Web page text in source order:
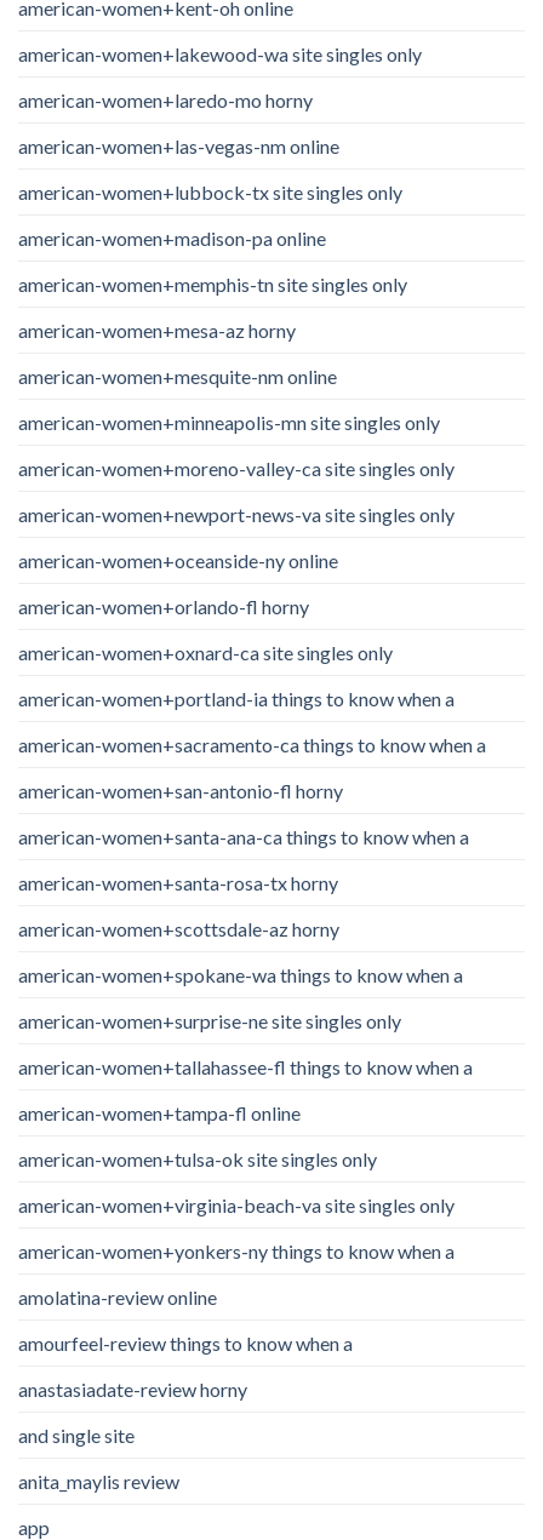
american-women+kent-oh online
american-women+lakewood-wa site singles only
american-women+laredo-mo horny
american-women+las-vegas-nm online
american-women+lubbock-tx site singles only
american-women+madison-pa online
american-women+memphis-tn site singles only
american-women+mesa-az horny
american-women+mesquite-nm online
american-women+minneapolis-mn site singles only
american-women+moreno-valley-ca site singles only
american-women+newport-news-va site singles only
american-women+oceanside-ny online
american-women+orlando-fl horny
american-women+oxnard-ca site singles only
american-women+portland-ia things to know when a
american-women+sacramento-ca things to know when a
american-women+san-antonio-fl horny
american-women+santa-ana-ca things to know when a
american-women+santa-rosa-tx horny
american-women+scottsdale-az horny
american-women+spokane-wa things to know when a
american-women+surprise-ne site singles only
american-women+tallahassee-fl things to know when a
american-women+tampa-fl online
american-women+tulsa-ok site singles only
american-women+virginia-beach-va site singles only
american-women+yonkers-ny things to know when a
amolatina-review online
amourfeel-review things to know when a
anastasiadate-review horny
and single site
anita_maylis review
app